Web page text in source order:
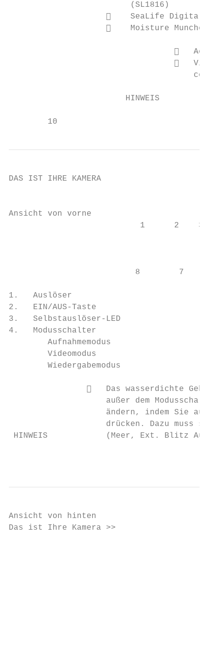
                         (SL1816)
    SeaLife Digital
    Moisture Muncher-


                        HINWEIS
        10
DAS IST IHRE KAMERA
Ansicht von vorne
1      2    3
                          8        7
1.   Auslöser
2.   EIN/AUS-Taste
3.   Selbstauslöser-LED
4.   Modusschalter
        Aufnahmemodus
        Videomodus
        Wiedergabemodus
   Das wasserdichte
außer dem
ändern, indem Sie auf
drücken. Dazu muss
HINWEIS            (Meer, Ext. Blitz Auto
Ansicht von hinten
Das ist Ihre Kamera >>